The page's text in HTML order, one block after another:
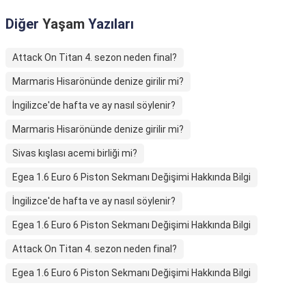
Diğer Yaşam Yazıları
Attack On Titan 4. sezon neden final?
Marmaris Hisarönünde denize girilir mi?
İngilizce'de hafta ve ay nasıl söylenir?
Marmaris Hisarönünde denize girilir mi?
Sivas kışlası acemi birliği mi?
Egea 1.6 Euro 6 Piston Sekmanı Değişimi Hakkında Bilgi
İngilizce'de hafta ve ay nasıl söylenir?
Egea 1.6 Euro 6 Piston Sekmanı Değişimi Hakkında Bilgi
Attack On Titan 4. sezon neden final?
Egea 1.6 Euro 6 Piston Sekmanı Değişimi Hakkında Bilgi